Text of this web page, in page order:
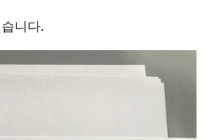
니다.